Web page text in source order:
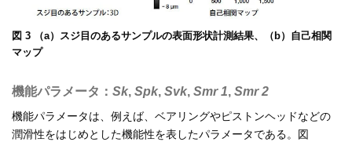
図 3 （a）スジ目のあるサンプルの表面形状計測結果、（b）自己相関
マップ
機能パラメータ： Sk, Spk, Svk, Smr 1, Smr 2
機能パラメータは、例えば、ベアリングやピストンヘッドなどの
潤滑性をはじめとした機能性を表したパラメータである。図